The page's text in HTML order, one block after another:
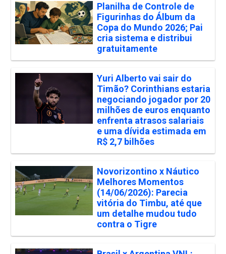
Planilha de Controle de
Figurinhas do Álbum da
Copa do Mundo 2026; Pai
cria sistema e distribui
gratuitamente
Yuri Alberto vai sair do
Timão? Corinthians estaria
negociando jogador por 20
milhões de euros enquanto
enfrenta atrasos salariais
e uma dívida estimada em
R$ 2,7 bilhões
Novorizontino x Náutico
Melhores Momentos
(14/06/2026): Parecia
vitória do Timbu, até que
um detalhe mudou tudo
contra o Tigre